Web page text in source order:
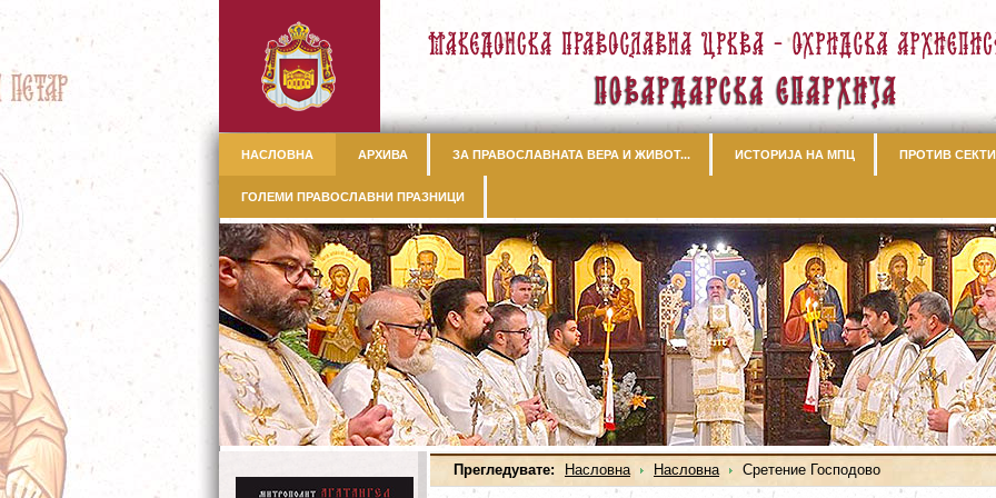
НАСЛОВНА АРХИВА ЗА ПРАВОСЛАВНАТА ВЕРА И ЖИВОТ... ИСТОРИЈА НА МПЦ ПРОТИВ
ГОЛЕМИ ПРАВОСЛАВНИ ПРАЗНИЦИ
Прегледувате: Насловна Насловна Сретение Господово